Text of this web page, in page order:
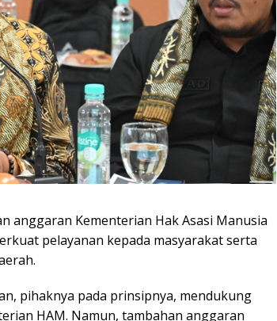
anggaran Kementerian Hak Asasi Manusia
pelayanan kepada masyarakat serta
pihaknya pada prinsipnya, mendukung
HAM. Namun, tambahan anggaran